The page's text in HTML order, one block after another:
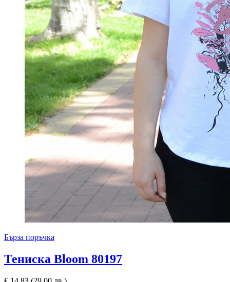
Бърза поръчка
Тениска Bloom 80197